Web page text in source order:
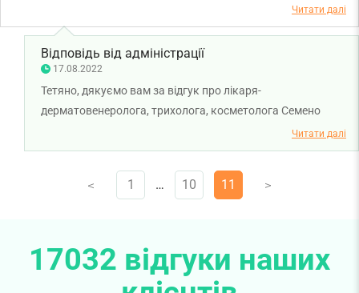
Читати далі
Відповідь від адміністрації
17.08.2022
Тетяно, дякуємо вам за відгук про лікаря-
дерматовенеролога, трихолога, косметолога Семено
Софію Олександрівну. Бажаємо вам міцного здоров'я!
Читати далі
V 1 … 10 11 V
17032 відгуки наших